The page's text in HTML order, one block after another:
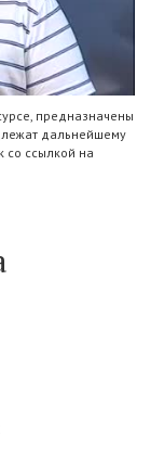
предназначены
дальнейшему
со ссылкой на